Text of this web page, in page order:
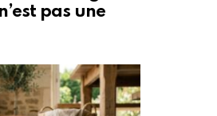
pas une